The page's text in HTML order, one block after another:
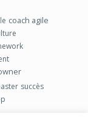
coach agile
succès